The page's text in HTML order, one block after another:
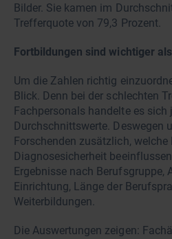
Bilder. Sie kamen im
Trefferquote von 79,3 Prozent.
Fortbildungen sind wichtiger
Um die Zahlen richtig
Blick. Denn bei der schlechten
Fachpersonals handelte es sich
Durchschnittswerte. Deswegen
Forschenden zusätzlich, welche
Diagnosesicherheit
Ergebnisse nach Berufsgruppe,
Einrichtung, Länge der
Weiterbildungen.
Die Auswertungen zeigen: